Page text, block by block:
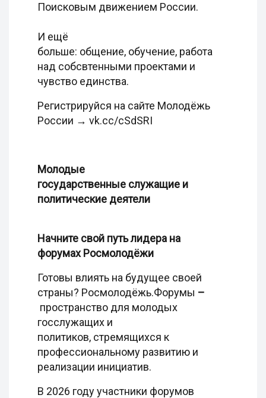
Поисковым движением России.
И ещё
больше: общение, обучение, работа
над собсвтенными проектами и
чувство единства.
Регистрируйся на сайте Молодёжь
России → vk.cc/cSdSRI
Молодые
государственные служащие и
политические деятели
Начните свой путь лидера на
форумах Росмолодёжи
Готовы влиять на будущее своей
страны? Росмолодёжь.Форумы –
пространство для молодых
госслужащих и
политиков, стремящихся к
профессиональному развитию и
реализации инициатив.
В 2026 году участники форумов